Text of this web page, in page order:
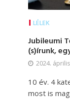
LÉLEK
Jubileumi
(s)írunk,
2024.
10 év. 4
most is